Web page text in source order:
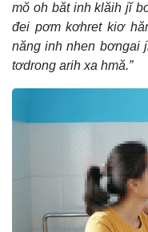
mŏ oh băt inh klăih jĭ
đei pơm kơhret kiơ
năng inh nhen bơngai
tơdrong arih xa hmă.”